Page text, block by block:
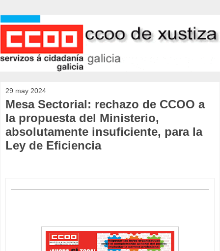
29 may 2024
Mesa Sectorial: rechazo de CCOO a
la propuesta del Ministerio,
absolutamente insuficiente, para la
Ley de Eficiencia